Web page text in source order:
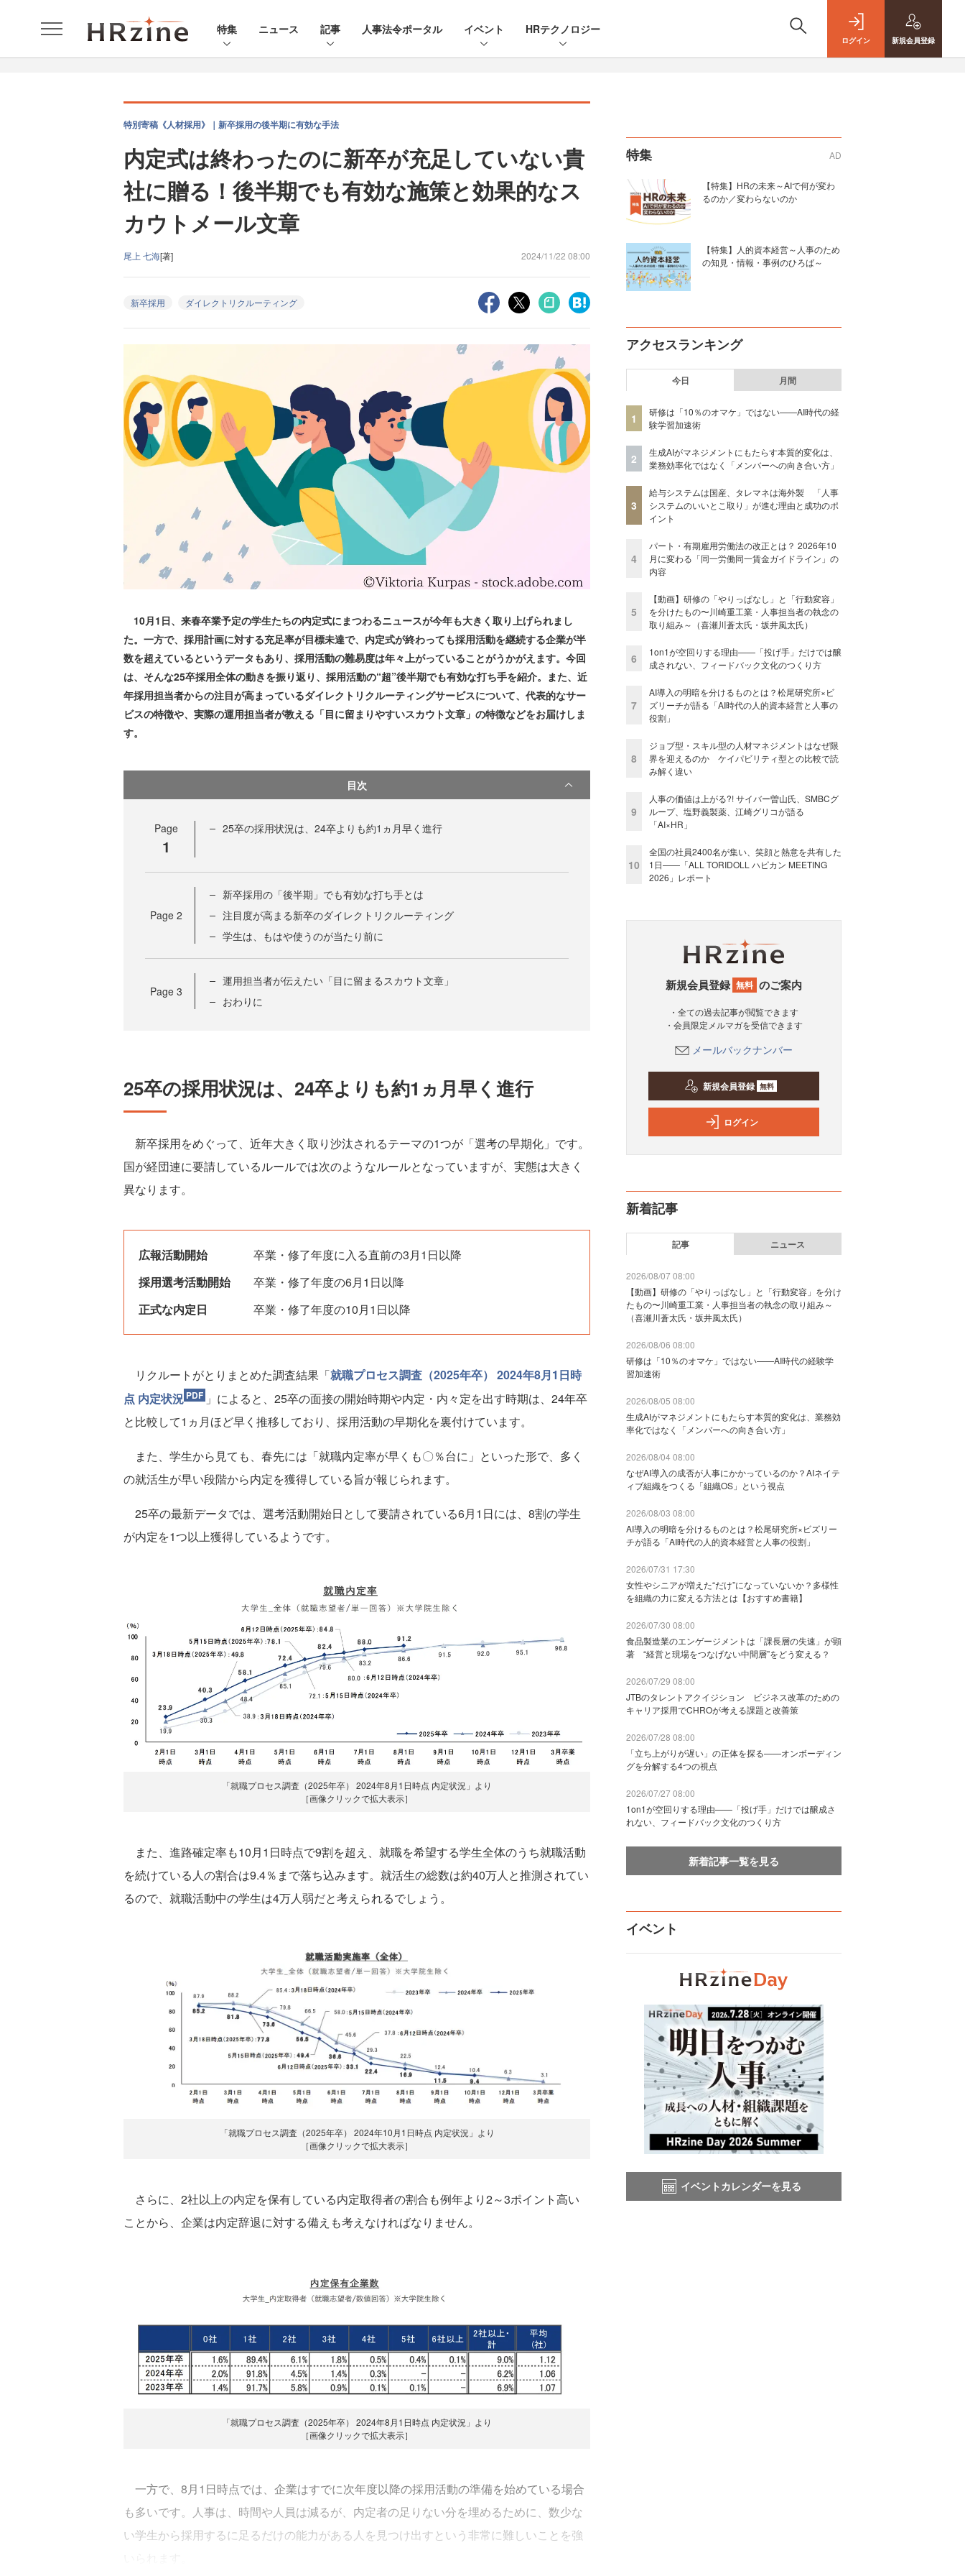
特集 ニュース 記事 人事法令ポータル イベント HRテクノロジー
ログイン 新規会員登録
特別寄稿《人材採用》｜新卒採用の後半期に有効な手法
内定式は終わったのに新卒が充足していない貴
社に贈る！後半期でも有効な施策と効果的なス
カウトメール文章
尾上 七海[著] 2024/11/22 08:00
新卒採用 ダイレクトリクルーティング
10月1日、来春卒業予定の学生たちの内定式にまつわるニュースが今年も大きく取り上げられまし
た。一方で、採用計画に対する充足率が目標未達で、内定式が終わっても採用活動を継続する企業が半
数を超えているというデータもあり、採用活動の難易度は年々上がっていることがうかがえます。今回
は、そんな25卒採用全体の動きを振り返り、採用活動の“超”後半期でも有効な打ち手を紹介。また、近
年採用担当者からの注目が高まっているダイレクトリクルーティングサービスについて、代表的なサー
ビスの特徴や、実際の運用担当者が教える「目に留まりやすいスカウト文章」の特徴などをお届けしま
す。
目次
Page
1
25卒の採用状況は、24卒よりも約1ヵ月早く進行
Page 2
新卒採用の「後半期」でも有効な打ち手とは
注目度が高まる新卒のダイレクトリクルーティング
学生は、もはや使うのが当たり前に
Page 3
運用担当者が伝えたい「目に留まるスカウト文章」
おわりに
25卒の採用状況は、24卒よりも約1ヵ月早く進行
新卒採用をめぐって、近年大きく取り沙汰されるテーマの1つが「選考の早期化」です。
国が経団連に要請しているルールでは次のようなルールとなっていますが、実態は大きく
異なります。
広報活動開始
卒業・修了年度に入る直前の3月1日以降
採用選考活動開始
卒業・修了年度の6月1日以降
正式な内定日
卒業・修了年度の10月1日以降
リクルートがとりまとめた調査結果「就職プロセス調査（2025年卒） 2024年8月1日時
点 内定状況
」によると、25卒の面接の開始時期や内定・内々定を出す時期は、24年卒
と比較して1ヵ月ほど早く推移しており、採用活動の早期化を裏付けています。
また、学生から見ても、春先には「就職内定率が早くも〇％台に」といった形で、多く
の就活生が早い段階から内定を獲得している旨が報じられます。
25卒の最新データでは、選考活動開始日として要請されている6月1日には、8割の学生
が内定を1つ以上獲得しているようです。
「就職プロセス調査（2025年卒） 2024年8月1日時点 内定状況」より
［画像クリックで拡大表示］
また、進路確定率も10月1日時点で9割を超え、就職を希望する学生全体のうち就職活動
を続けている人の割合は9.4％まで落ち込みます。就活生の総数は約40万人と推測されてい
るので、就職活動中の学生は4万人弱だと考えられるでしょう。
「就職プロセス調査（2025年卒） 2024年10月1日時点 内定状況」より
［画像クリックで拡大表示］
さらに、2社以上の内定を保有している内定取得者の割合も例年より2～3ポイント高い
ことから、企業は内定辞退に対する備えも考えなければなりません。
「就職プロセス調査（2025年卒） 2024年8月1日時点 内定状況」より
［画像クリックで拡大表示］
一方で、8月1日時点では、企業はすでに次年度以降の採用活動の準備を始めている場合
も多いです。人事は、時間や人員は減るが、内定者の足りない分を埋めるために、数少な
い学生から採用するに足るだけの能力がある人を見つけ出すという非常に難しいことを強
特集 AD
【特集】HRの未来～AIで何が変わ
るのか／変わらないのか
【特集】人的資本経営～人事のため
の知見・情報・事例のひろば～
アクセスランキング
今日 月間
1
研修は「10％のオマケ」ではない——AI時代の経
験学習加速術
2
生成AIがマネジメントにもたらす本質的変化は、
業務効率化ではなく「メンバーへの向き合い方」
3
給与システムは国産、タレマネは海外製 「人事
システムのいいとこ取り」が進む理由と成功のポ
イント
4
パート・有期雇用労働法の改正とは？ 2026年10
月に変わる「同一労働同一賃金ガイドライン」の
内容
5
【動画】研修の「やりっぱなし」と「行動変容」
を分けたもの〜川崎重工業・人事担当者の執念の
取り組み～（喜瀬川蒼太氏・坂井風太氏）
6
1on1が空回りする理由——「投げ手」だけでは醸
成されない、フィードバック文化のつくり方
7
AI導入の明暗を分けるものとは？松尾研究所×ビ
ズリーチが語る「AI時代の人的資本経営と人事の
役割」
8
ジョブ型・スキル型の人材マネジメントはなぜ限
界を迎えるのか ケイパビリティ型との比較で読
み解く違い
9
人事の価値は上がる?! サイバー曽山氏、SMBCグ
ループ、塩野義製薬、江崎グリコが語る
「AI×HR」
10
全国の社員2400名が集い、笑顔と熱意を共有した
1日――「ALL TORIDOLL ハピカン MEETING
2026」レポート
新規会員登録 無料 のご案内
・全ての過去記事が閲覧できます
・会員限定メルマガを受信できます
メールバックナンバー
新規会員登録 無料
ログイン
新着記事
記事 ニュース
2026/08/07 08:00
【動画】研修の「やりっぱなし」と「行動変容」を分け
たもの〜川崎重工業・人事担当者の執念の取り組み～
（喜瀬川蒼太氏・坂井風太氏）
2026/08/06 08:00
研修は「10％のオマケ」ではない——AI時代の経験学
習加速術
2026/08/05 08:00
生成AIがマネジメントにもたらす本質的変化は、業務効
率化ではなく「メンバーへの向き合い方」
2026/08/04 08:00
なぜAI導入の成否が人事にかかっているのか？AIネイテ
ィブ組織をつくる「組織OS」という視点
2026/08/03 08:00
AI導入の明暗を分けるものとは？松尾研究所×ビズリー
チが語る「AI時代の人的資本経営と人事の役割」
2026/07/31 17:30
女性やシニアが増えた“だけ”になっていないか？多様性
を組織の力に変える方法とは【おすすめ書籍】
2026/07/30 08:00
食品製造業のエンゲージメントは「課長層の失速」が顕
著 “経営と現場をつなげない中間層”をどう変える？
2026/07/29 08:00
JTBのタレントアクイジション ビジネス改革のための
キャリア採用でCHROが考える課題と改善策
2026/07/28 08:00
「立ち上がりが遅い」の正体を探る——オンボーディン
グを分解する4つの視点
2026/07/27 08:00
1on1が空回りする理由——「投げ手」だけでは醸成さ
れない、フィードバック文化のつくり方
新着記事一覧を見る
イベント
イベントカレンダーを見る